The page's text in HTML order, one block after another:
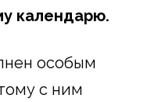
календарю.
особым
с ним